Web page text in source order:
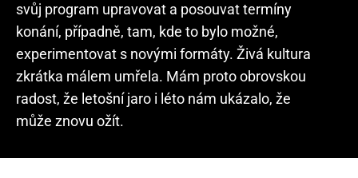
svůj program upravovat a posouvat termíny
konání, případně, tam, kde to bylo možné,
experimentovat s novými formáty. Živá kultura
zkrátka málem umřela. Mám proto obrovskou
radost, že letošní jaro i léto nám ukázalo, že
může znovu ožít.